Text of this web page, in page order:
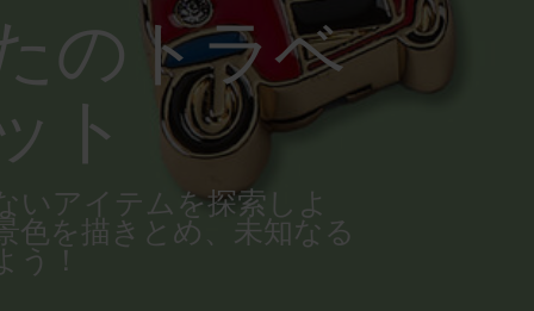
のトラベ
ト
いアイテムを探索しよ
色を描きとめ、未知なる
う！